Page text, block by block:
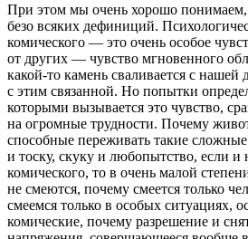
При этом мы очень хорошо
безо всяких дефиниций.
комического — это очень особое
от других — чувство мгновенного
какой-то камень сваливается с
с этим связанной. Но попытки
которыми вызывается это чувство,
на огромные трудности. Почему
способные переживать такие
и тоску, скуку и любопытство, если и
комического, то в очень малой
не смеются, почему смеется только
смеемся только в особых ситуациях,
комические, почему разрешение и